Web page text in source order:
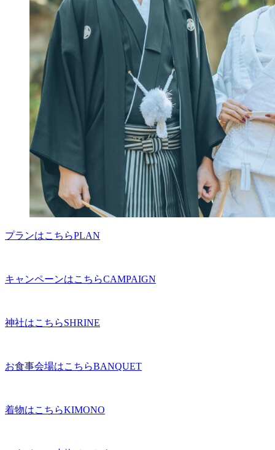
プランはこちらPLAN
キャンペーンはこちらCAMPAIGN
神社はこちらSHRINE
お食事会場はこちらBANQUET
着物はこちらKIMONO